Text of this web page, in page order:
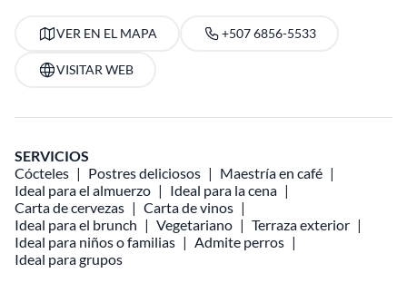
VER EN EL MAPA +507 6856-5533
VISITAR WEB
SERVICIOS
Cócteles
Postres deliciosos
Maestría en café
Ideal para el almuerzo
Ideal para la cena
Carta de cervezas
Carta de vinos
Ideal para el brunch
Vegetariano
Terraza exterior
Ideal para niños o familias
Admite perros
Ideal para grupos